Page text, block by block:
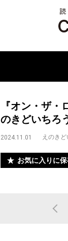
『オン・ザ
のきどいちろ
2024.11.01 えのきど
お気に入りに